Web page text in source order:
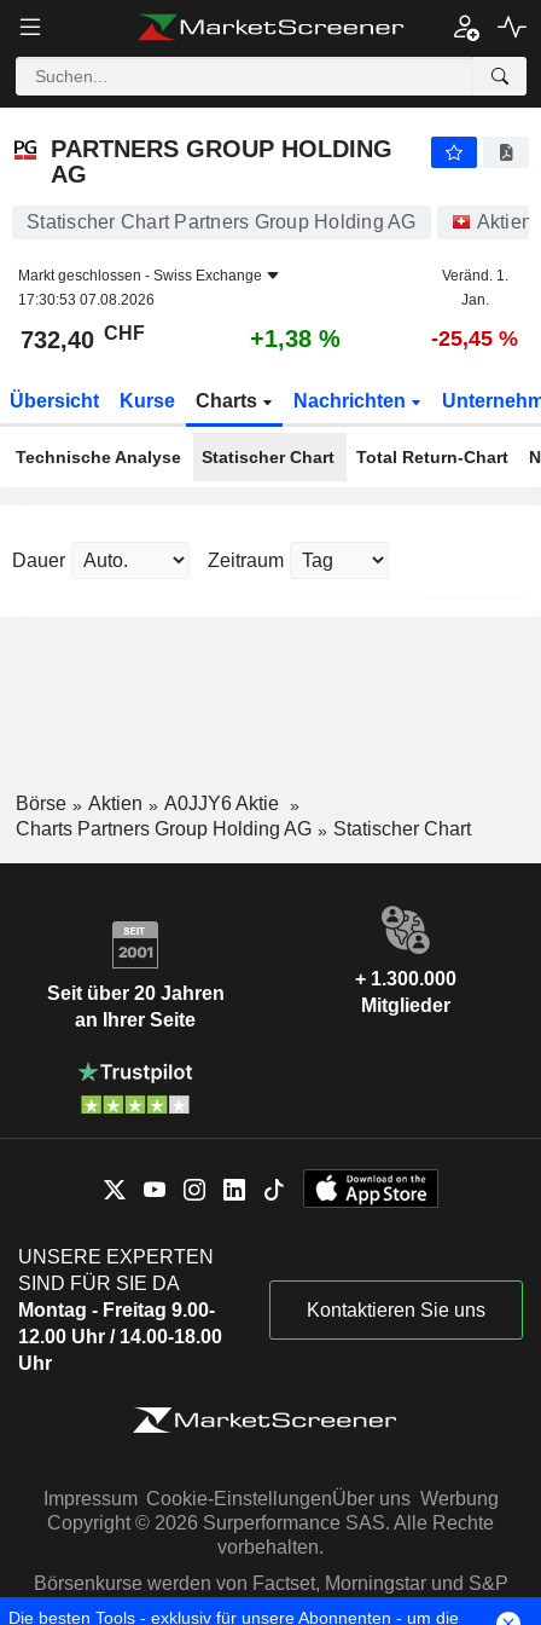
PARTNERS GROUP HOLDING
AG
Statischer Chart Partners Group Holding AG Aktien
Markt geschlossen - Swiss Exchange
17:30:53 07.08.2026
Veränd. 1.
Jan.
732,40 CHF +1,38 % -25,45 %
Übersicht Kurse Charts Nachrichten
Technische Analyse Statischer Chart Total Return-Chart
Dauer Zeitraum
Börse Aktien
A0JJY6 Aktie
Charts Partners Group Holding AG
Statischer Chart
Seit über 20 Jahren
an Ihrer Seite
+ 1.300.000
Mitglieder
UNSERE EXPERTEN
SIND FÜR SIE DA
Montag - Freitag 9.00-
12.00 Uhr / 14.00-18.00
Uhr
Kontaktieren Sie uns
Impressum Cookie-EinstellungenÜber uns Werbung
Copyright © 2026 Surperformance SAS. Alle Rechte
vorbehalten.
Börsenkurse werden von Factset, Morningstar und S&P
Capital IQ zur Verfügung gestellt
Die besten Tools - exklusiv für unsere Abonnenten - um die